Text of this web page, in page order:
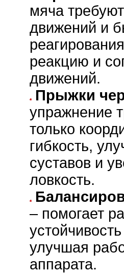
мяча
движений и
реакцию и
движений.
Прыжки
упражнение
только
гибкость,
суставов и
ловкость.
– помогает
улучшая
аппарата.